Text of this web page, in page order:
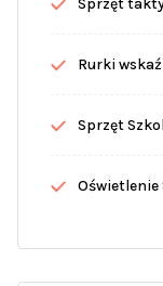
Rurki
Sprzęt
Oświetlenie